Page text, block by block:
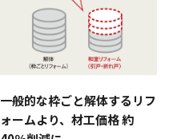
一般的な枠ごと解体するリフ
ォームより、材工価格 約